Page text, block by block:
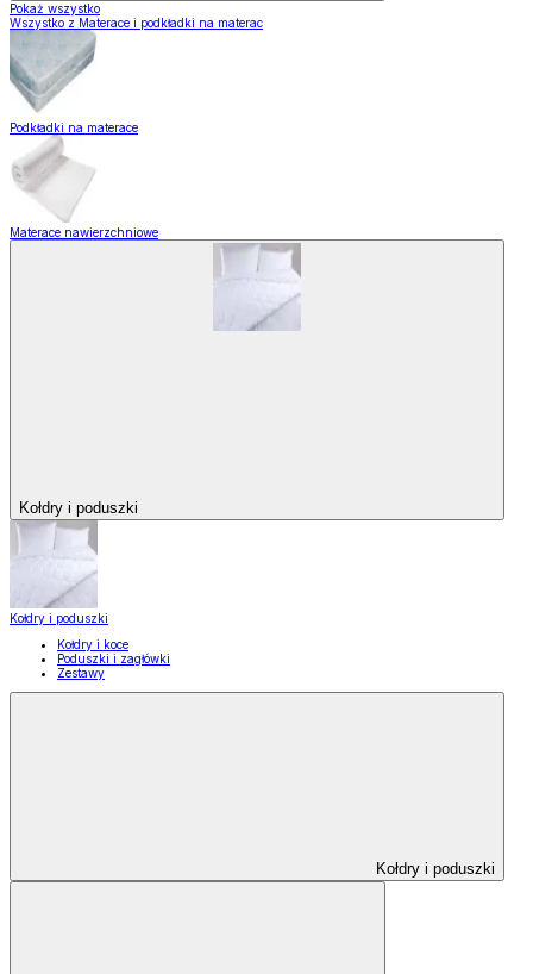
Pokaż wszystko
Wszystko z Materace i podkładki na materac
Podkładki na materace
Materace nawierzchniowe
Kołdry i poduszki
Kołdry i poduszki
Kołdry i koce
Poduszki i zagłówki
Zestawy
Kołdry i poduszki